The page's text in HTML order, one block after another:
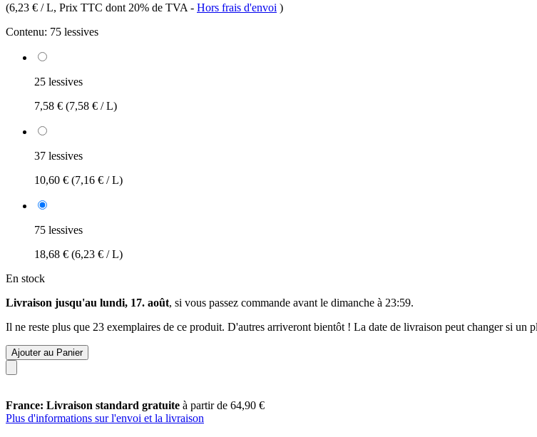
(6,23 € / L, Prix TTC dont 20% de TVA - Hors frais d'envoi )
Contenu: 75 lessives
25 lessives
7,58 € (7,58 € / L)
37 lessives
10,60 € (7,16 € / L)
75 lessives
18,68 € (6,23 € / L)
En stock
Livraison jusqu'au lundi, 17. août, si vous passez commande avant le dimanche à 23:59.
Il ne reste plus que 23 exemplaires de ce produit. D'autres arriveront bientôt ! La date de livraison peut changer si un
Ajouter au Panier
France: Livraison standard gratuite à partir de 64,90 €
Plus d'informations sur l'envoi et la livraison